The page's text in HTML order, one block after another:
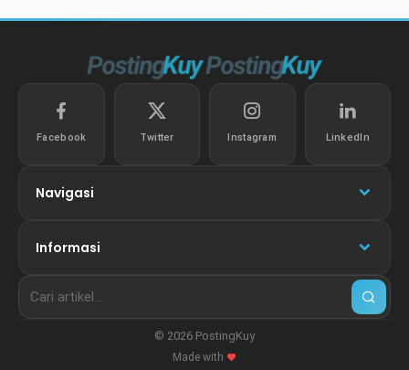
Facebook Twitter Instagram LinkedIn
Navigasi
Informasi
© 2026 PostingKuy
Made with